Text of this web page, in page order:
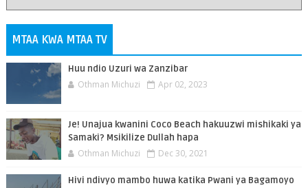
MTAA KWA MTAA TV
Huu ndio Uzuri wa Zanzibar
Othman Michuzi Apr 02, 2023
Je! Unajua kwanini Coco Beach hakuuzwi mishikaki ya
Samaki? Msikilize Dullah hapa
Othman Michuzi Dec 30, 2021
Hivi ndivyo mambo huwa katika Pwani ya Bagamoyo